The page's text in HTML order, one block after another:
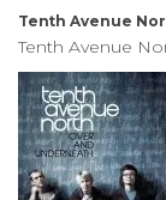
Tenth Avenue
Tenth Avenue